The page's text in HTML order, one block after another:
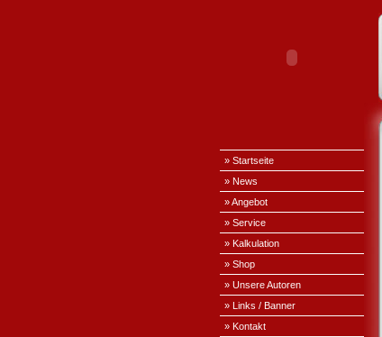
» Startseite
» News
» Angebot
» Service
» Kalkulation
» Shop
» Unsere Autoren
» Links / Banner
» Kontakt